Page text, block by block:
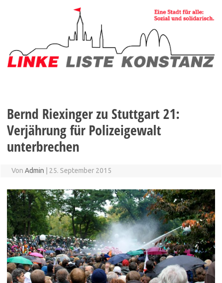
Bernd Riexinger zu Stuttgart 21:
Verjährung für Polizeigewalt
unterbrechen
Von Admin 25. September 2015